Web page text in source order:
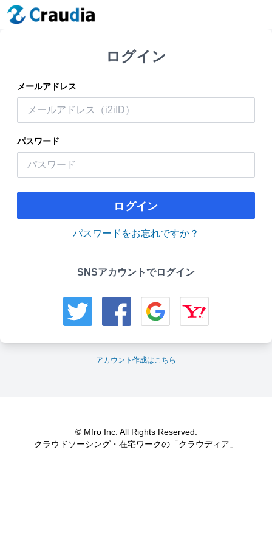
ログイン
メールアドレス
パスワード
ログイン
パスワードをお忘れですか？
SNSアカウントでログイン
アカウント作成はこちら
© Mfro Inc. All Rights Reserved.
クラウドソーシング・在宅ワークの「クラウディア」